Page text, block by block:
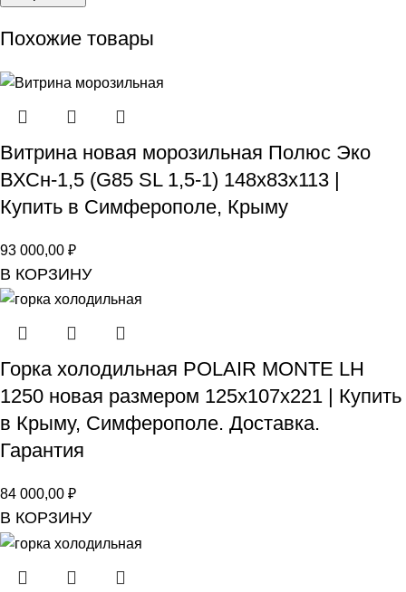
Похожие товары
Витрина новая морозильная Полюс Эко
ВХСн-1,5 (G85 SL 1,5-1) 148х83х113 |
Купить в Симферополе, Крыму
93 000,00 ₽
В КОРЗИНУ
Горка холодильная POLAIR MONTE LH
1250 новая размером 125х107х221 | Купить
в Крыму, Симферополе. Доставка.
Гарантия
84 000,00 ₽
В КОРЗИНУ